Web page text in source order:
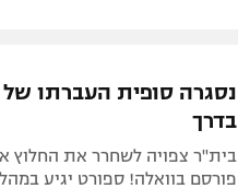
נסגרה סופית העברתו של
בדרך
בית"ר צפויה לשחרר את החלוץ
פורסם בוואלה! ספורט יגיע